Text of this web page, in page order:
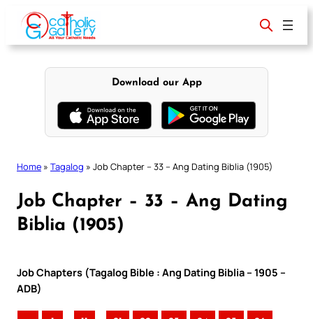
content
Download our App
Home » Tagalog » Job Chapter – 33 – Ang Dating Biblia (1905)
Job Chapter – 33 – Ang Dating
Biblia (1905)
Job Chapters (Tagalog Bible : Ang Dating Biblia – 1905 –
ADB)